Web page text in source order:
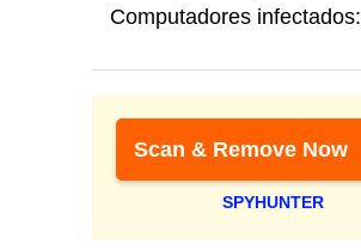
Computadores infectados:
Scan & Remove Now
SPYHUNTER